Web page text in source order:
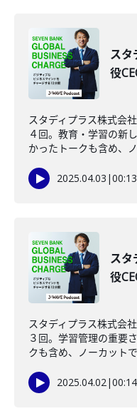
スタ
役
スタディプラス株式会
４回。教育・学習の新
かったトークも含め、
2025.04.03 |
スタ
役
スタディプラス株式会
３回。学習管理の重要
クも含め、ノーカット
2025.04.02|